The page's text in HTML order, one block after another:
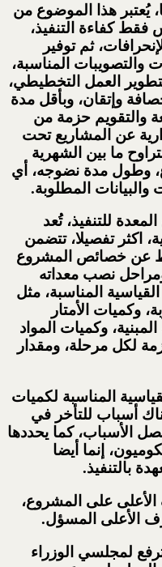
يُعتبر هذا الموضوع من
كفاءة التنفيذ،
ثم توفير
والتصويبات المناسبة،
العمل التخطيطي،
وإتقان، وبأقل مدة
والتقويم حزمة من
عن المشاريع تحت
ما بين الشهرية
وطول مدة نضوجه، أي
والبيانات المطلوبة.
للتنفيذ، تُعد
اكثر تفصيلا، تتضمن
عن خصائص المشروع
نصب معداته
المناسبة، مثل
وكميات الأمتار
وكميات المواد
لكل مرحلة، ومقدار
المناسبة لكميات
أسباب للتأخر في
الأسباب، كما يحددها
إنما أيضا
بالتنفيذ.
الأعلى على المشروع،
الأعلى المسؤل.
لمجلسي الوزراء